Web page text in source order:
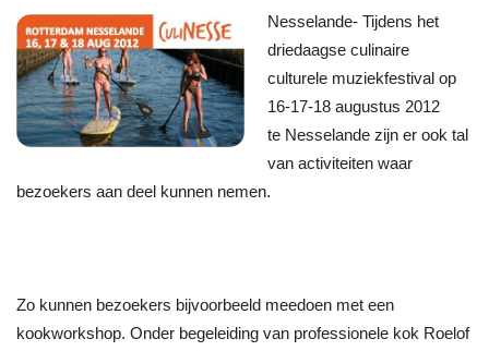
Nesselande- Tijdens het
driedaagse culinaire
culturele muziekfestival op
16-17-18 augustus 2012
te Nesselande zijn er ook tal
van activiteiten waar
bezoekers aan deel kunnen nemen.
Zo kunnen bezoekers bijvoorbeeld meedoen met een
kookworkshop. Onder begeleiding van professionele kok Roelof